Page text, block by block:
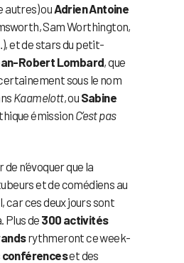
autres) ou Adrien Antoine
Sam Worthington,
et de stars du petit-
Robert Lombard, que
sous le nom
Kaamelott, ou Sabine
émissionC’est pas
n’évoquer que la
et de comédiens au
car ces deux jours sont
Plus de300 activités
rythmeront ce week-
conférenceset des